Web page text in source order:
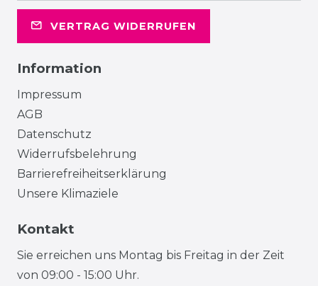
VERTRAG WIDERRUFEN
Information
Impressum
AGB
Datenschutz
Widerrufsbelehrung
Barrierefreiheitserklärung
Unsere Klimaziele
Kontakt
Sie erreichen uns Montag bis Freitag in der Zeit
von 09:00 - 15:00 Uhr.